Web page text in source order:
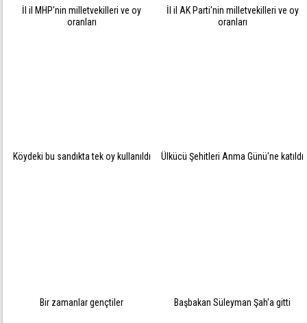
İl il MHP'nin milletvekilleri ve oy
oranları
İl il AK Parti'nin milletvekilleri ve oy
oranları
Köydeki bu sandıkta tek oy kullanıldı Ülkücü Şehitleri Anma Günü'ne katıldı
Bir zamanlar gençtiler Başbakan Süleyman Şah'a gitti